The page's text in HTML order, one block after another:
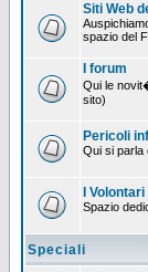
Siti Web
spazio del
I forum
Qui le
sito)
Pericoli
Qui si parla
I Volontari
Spazio
Speciali